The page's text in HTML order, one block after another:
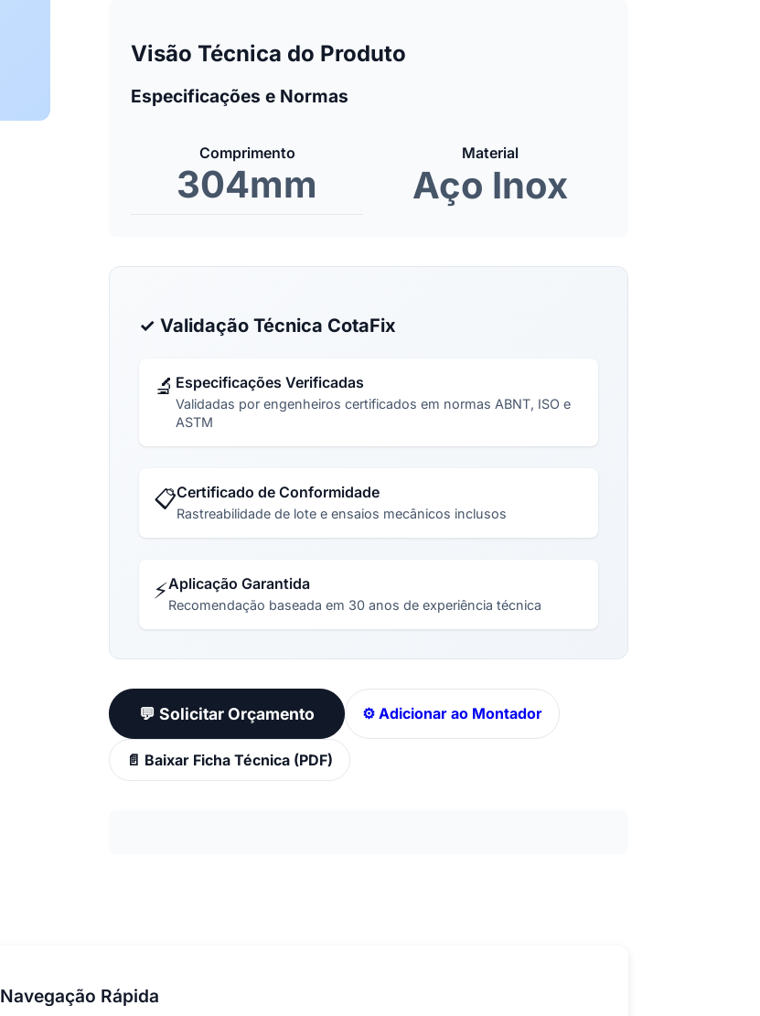
Visão Técnica do Produto
Especificações e Normas
Comprimento
304mm
Material
Aço Inox
✓ Validação Técnica CotaFix
🔬 Especificações Verificadas
Validadas por engenheiros certificados em normas ABNT, ISO e
ASTM
📋Certificado de Conformidade
Rastreabilidade de lote e ensaios mecânicos inclusos
⚡Aplicação Garantida
Recomendação baseada em 30 anos de experiência técnica
💬 Solicitar Orçamento ⚙️ Adicionar ao Montador
📄 Baixar Ficha Técnica (PDF)
Navegação Rápida